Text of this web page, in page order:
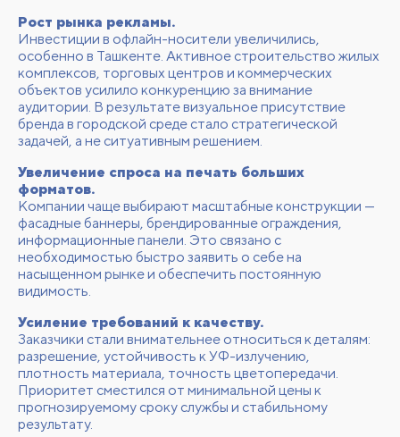
Рост рынка рекламы.
Инвестиции в офлайн-носители увеличились,
особенно в Ташкенте. Активное строительство жилых
комплексов, торговых центров и коммерческих
объектов усилило конкуренцию за внимание
аудитории. В результате визуальное присутствие
бренда в городской среде стало стратегической
задачей, а не ситуативным решением.
Увеличение спроса на печать больших
форматов.
Компании чаще выбирают масштабные конструкции —
фасадные баннеры, брендированные ограждения,
информационные панели. Это связано с
необходимостью быстро заявить о себе на
насыщенном рынке и обеспечить постоянную
видимость.
Усиление требований к качеству.
Заказчики стали внимательнее относиться к деталям:
разрешение, устойчивость к УФ-излучению,
плотность материала, точность цветопередачи.
Приоритет сместился от минимальной цены к
прогнозируемому сроку службы и стабильному
результату.